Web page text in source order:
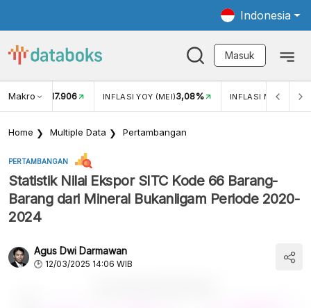
Indonesia
Masuk
Makro
USD/IDR 17.906 INFLASI YOY (MEI)3,08% INFLASI MOM (MEI)
Home Multiple Data Pertambangan
PERTAMBANGAN
Statistik Nilai Ekspor SITC Kode 66 Barang-
Barang dari Mineral Bukanligam Periode 2020-
2024
Agus Dwi Darmawan
12/03/2025 14:06 WIB